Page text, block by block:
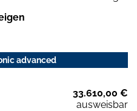
advanced
33.610,00 €
ausweisbar